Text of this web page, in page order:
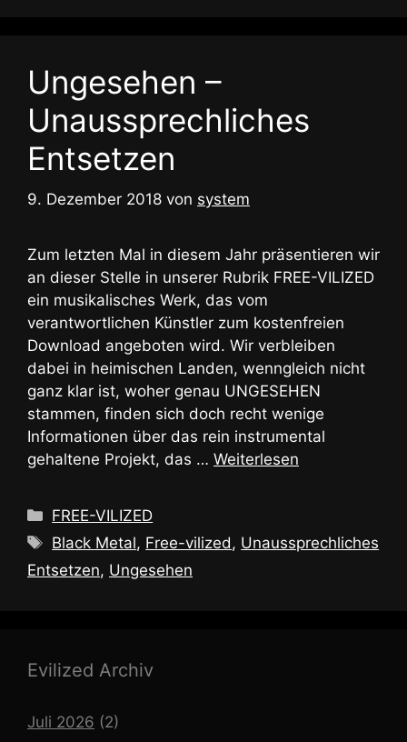
Ungesehen –
Unaussprechliches
Entsetzen
9. Dezember 2018 von system
Zum letzten Mal in diesem Jahr präsentieren wir
an dieser Stelle in unserer Rubrik FREE-VILIZED
ein musikalisches Werk, das vom
verantwortlichen Künstler zum kostenfreien
Download angeboten wird. Wir verbleiben
dabei in heimischen Landen, wenngleich nicht
ganz klar ist, woher genau UNGESEHEN
stammen, finden sich doch recht wenige
Informationen über das rein instrumental
gehaltene Projekt, das … Weiterlesen
Kategorien
FREE-VILIZED
Schlagwörter
Black Metal, Free-vilized, Unaussprechliches
Entsetzen, Ungesehen
Evilized Archiv
Juli 2026 (2)